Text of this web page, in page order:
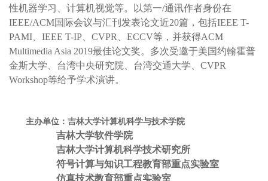
性机器学习、计算机视觉等。以第一/通讯作者身份在
IEEE/ACM国际会议与汇刊发表论文近20篇，包括IEEE T-
PAMI、IEEE T-IP、CVPR、ECCV等，并获得ACM
Multimedia Asia 2019最佳论文奖。多次受邀于美国约翰霍普
金斯大学、台湾中央研究院、台湾交通大学、CVPR
Workshop等给予学术演讲。
主办单位：吉林大学计算机科学与技术学院
吉林大学软件学院
吉林大学计算机科学技术研究所
符号计算与知识工程教育部重点实验室
仿真技术教育部重点实验室